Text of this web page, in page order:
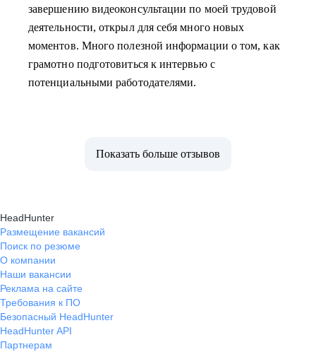
завершению видеоконсультации по моей трудовой
деятельности, открыл для себя много новых
моментов. Много полезной информации о том, как
грамотно подготовиться к интервью с
потенциальными работодателями.
Показать больше отзывов
HeadHunter
Размещение вакансий
Поиск по резюме
О компании
Наши вакансии
Реклама на сайте
Требования к ПО
Безопасный HeadHunter
HeadHunter API
Партнерам